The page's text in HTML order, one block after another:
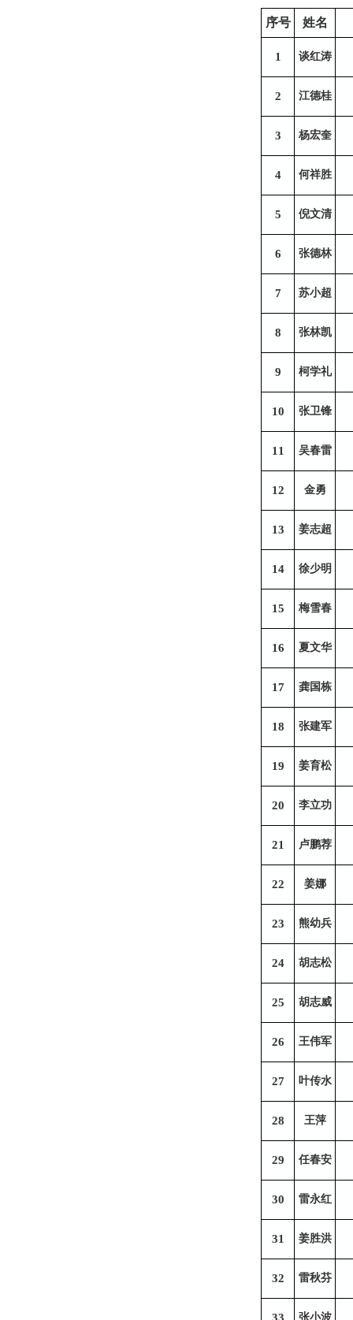
序号 姓名
1 谈红涛
2 江德桂
3 杨宏奎
4 何祥胜
5 倪文清
6 张德林
7 苏小超
8 张林凯
9 柯学礼
10 张卫锋
11 吴春雷
12 金勇
13 姜志超
14 徐少明
15 梅雪春
16 夏文华
17 龚国栋
18 张建军
19 姜育松
20 李立功
21 卢鹏荐
22 姜娜
23 熊幼兵
24 胡志松
25 胡志威
26 王伟军
27 叶传水
28 王萍
29 任春安
30 雷永红
31 姜胜洪
32 雷秋芬
张小波